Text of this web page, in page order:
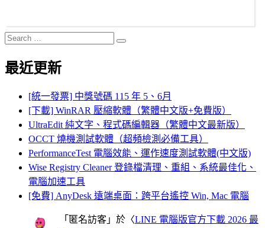
Search
for:
Search
最近更新
[統一發票] 中獎號碼 115 年 5、6月
[下載] WinRAR 壓縮軟體（繁體中文版+免費版）
UltraEdit 純文字、程式碼編輯器（繁體中文最新版）
OCCT 燒機測試軟體（超頻檢測必備工具）
PerformanceTest 電腦效能、運作速度測試軟體(中文版)
Wise Registry Cleaner 登錄檔清理、重組、系統最佳化、
電腦加速工具
[免費] AnyDesk 遠端桌面：跨平台遙控 Win, Mac 電腦
「 匿名訪客 」於〈LINE 電腦版官方下載 2026 最